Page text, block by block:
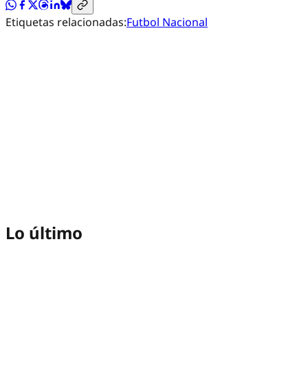
Etiquetas relacionadas:Futbol Nacional
Lo último